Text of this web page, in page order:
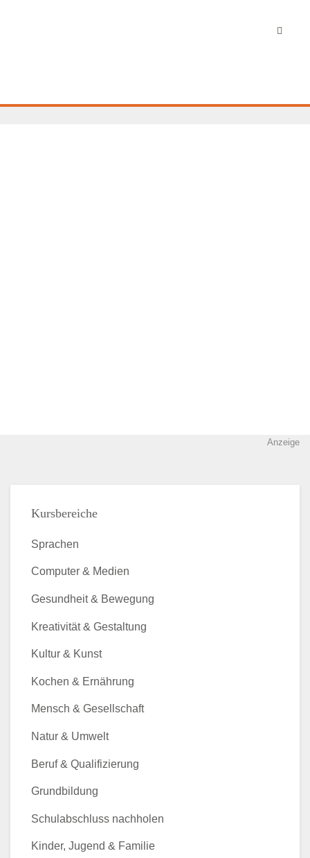
Anzeige
Kursbereiche
Sprachen
Computer & Medien
Gesundheit & Bewegung
Kreativität & Gestaltung
Kultur & Kunst
Kochen & Ernährung
Mensch & Gesellschaft
Natur & Umwelt
Beruf & Qualifizierung
Grundbildung
Schulabschluss nachholen
Kinder, Jugend & Familie